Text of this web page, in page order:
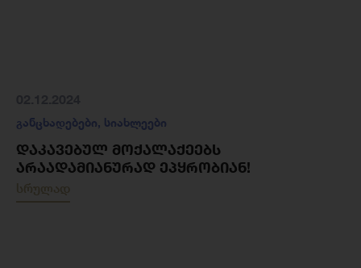
განცხადებები, სიახლეები
ᲓᲐᲙᲐᲕᲔᲑᲣᲚ ᲛᲝᲥᲐᲚᲐᲥᲔᲔᲑᲡ
ᲐᲠᲐᲐᲓᲐᲛᲘᲐᲜᲣᲠᲐᲓ ᲔᲞᲧᲠᲝᲑᲘᲐᲜ!
სრულად